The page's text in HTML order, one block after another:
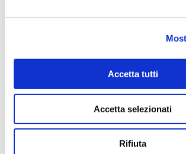
Accetta tutti
Accetta selezionati
Rifiuta
Occhielli | Grommets
Occhielli
grommets